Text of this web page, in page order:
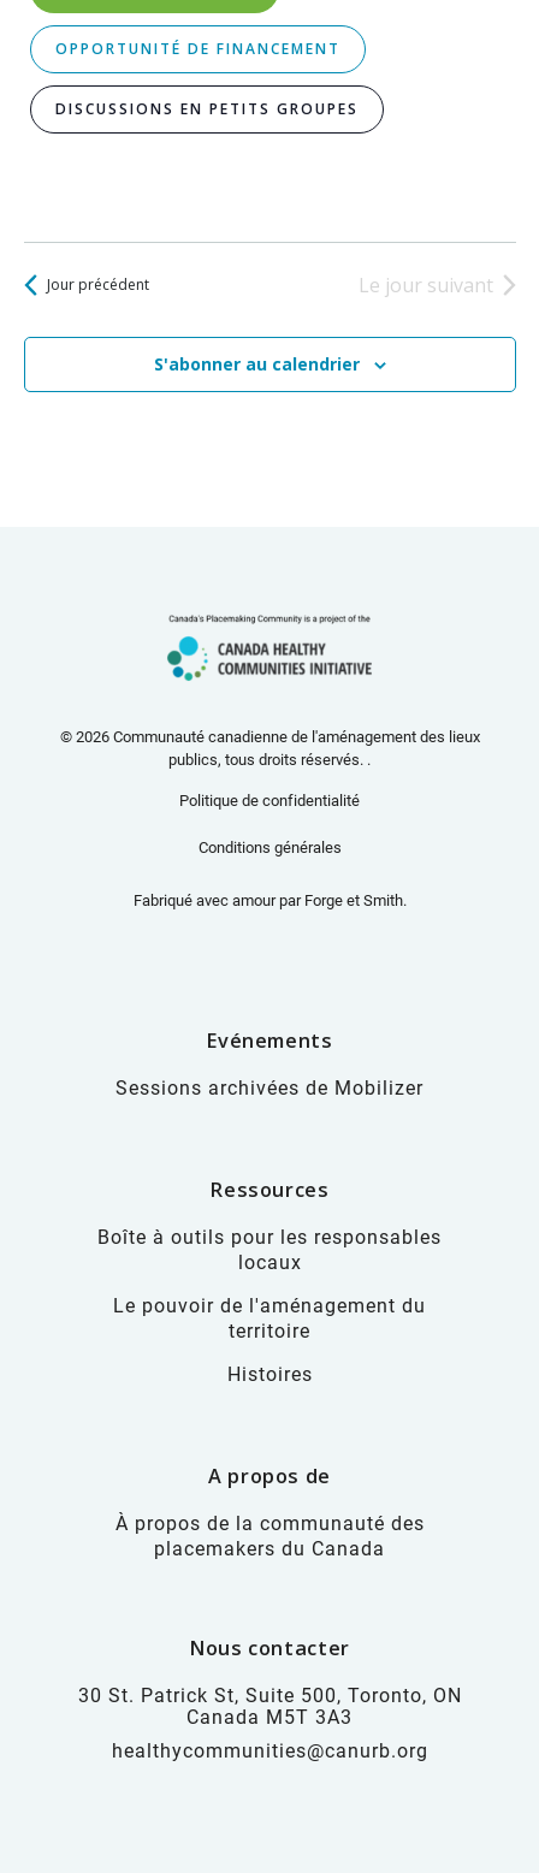
OPPORTUNITÉ DE FINANCEMENT
DISCUSSIONS EN PETITS GROUPES
Jour précédent Le jour suivant
S'abonner au calendrier
© 2026 Communauté canadienne de l'aménagement des lieux
publics, tous droits réservés. .
Politique de confidentialité
Conditions générales
Fabriqué avec amour parForge et Smith.
Evénements
Sessions archivées de Mobilizer
Ressources
Boîte à outils pour les responsables
locaux
Le pouvoir de l'aménagement du
territoire
Histoires
A propos de
À propos de la communauté des
placemakers du Canada
Nous contacter
30 St. Patrick St, Suite 500, Toronto, ON
Canada M5T 3A3
healthycommunities@canurb.org